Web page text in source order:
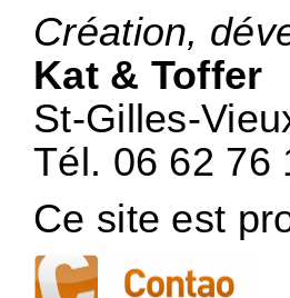
Création,
Kat & Toffer
St-Gilles-
Tél. 06 62 76
Ce site est